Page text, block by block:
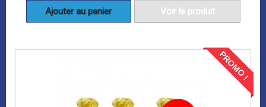
Ajouter au panier Voir le produit
PROMO !